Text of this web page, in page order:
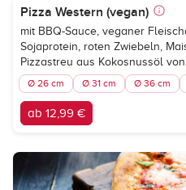
Pizza Western (vegan)
mit BBQ-Sauce, veganer
Sojaprotein, roten Zwiebeln,
Pizzastreu aus Kokosnussöl
Ø 26 cm Ø 31 cm Ø 36 cm
ab 12,99 €